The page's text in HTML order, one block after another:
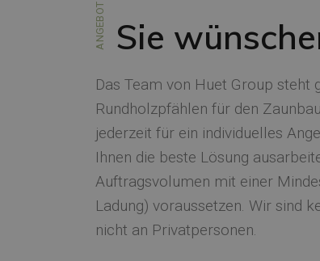
ANGEBOT Sie
Das Team von Huet Group steht
Rundholzpfählen für den
jederzeit für ein individuelles
Ihnen die beste Lösung
Auftragsvolumen mit einer
Ladung) voraussetzen. Wir sind
nicht an Privatpersonen.